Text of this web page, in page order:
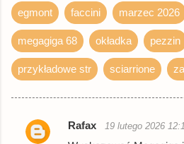
egmont faccini marzec 2026
megagiga 68 okładka pezzin
przykładowe str sciarrione
K
Rafax 19 lutego 2026